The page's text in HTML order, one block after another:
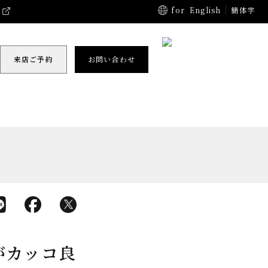
for English 簡体字
来店ご予約 お問い合わせ
カッコ良